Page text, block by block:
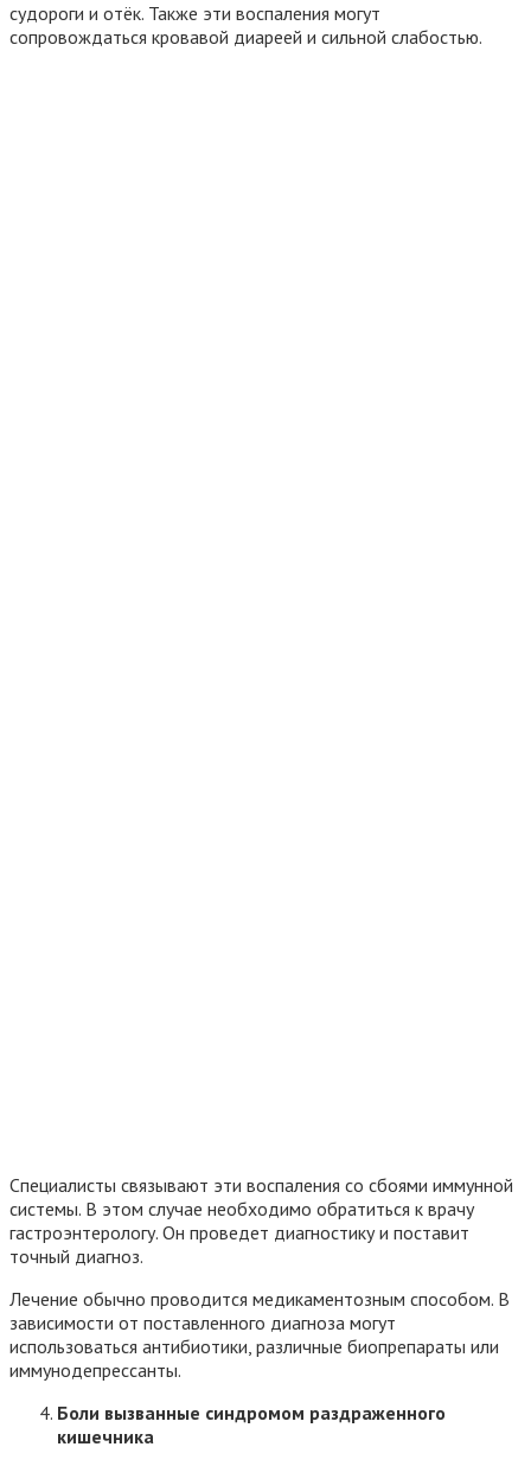
судороги и отёк. Также эти воспаления могут
сопровождаться кровавой диареей и сильной слабостью.
Специалисты связывают эти воспаления со сбоями иммунной
системы. В этом случае необходимо обратиться к врачу
гастроэнтерологу. Он проведет диагностику и поставит
точный диагноз.
Лечение обычно проводится медикаментозным способом. В
зависимости от поставленного диагноза могут
использоваться антибиотики, различные биопрепараты или
иммунодепрессанты.
Боли вызванные синдромом раздраженного
кишечника